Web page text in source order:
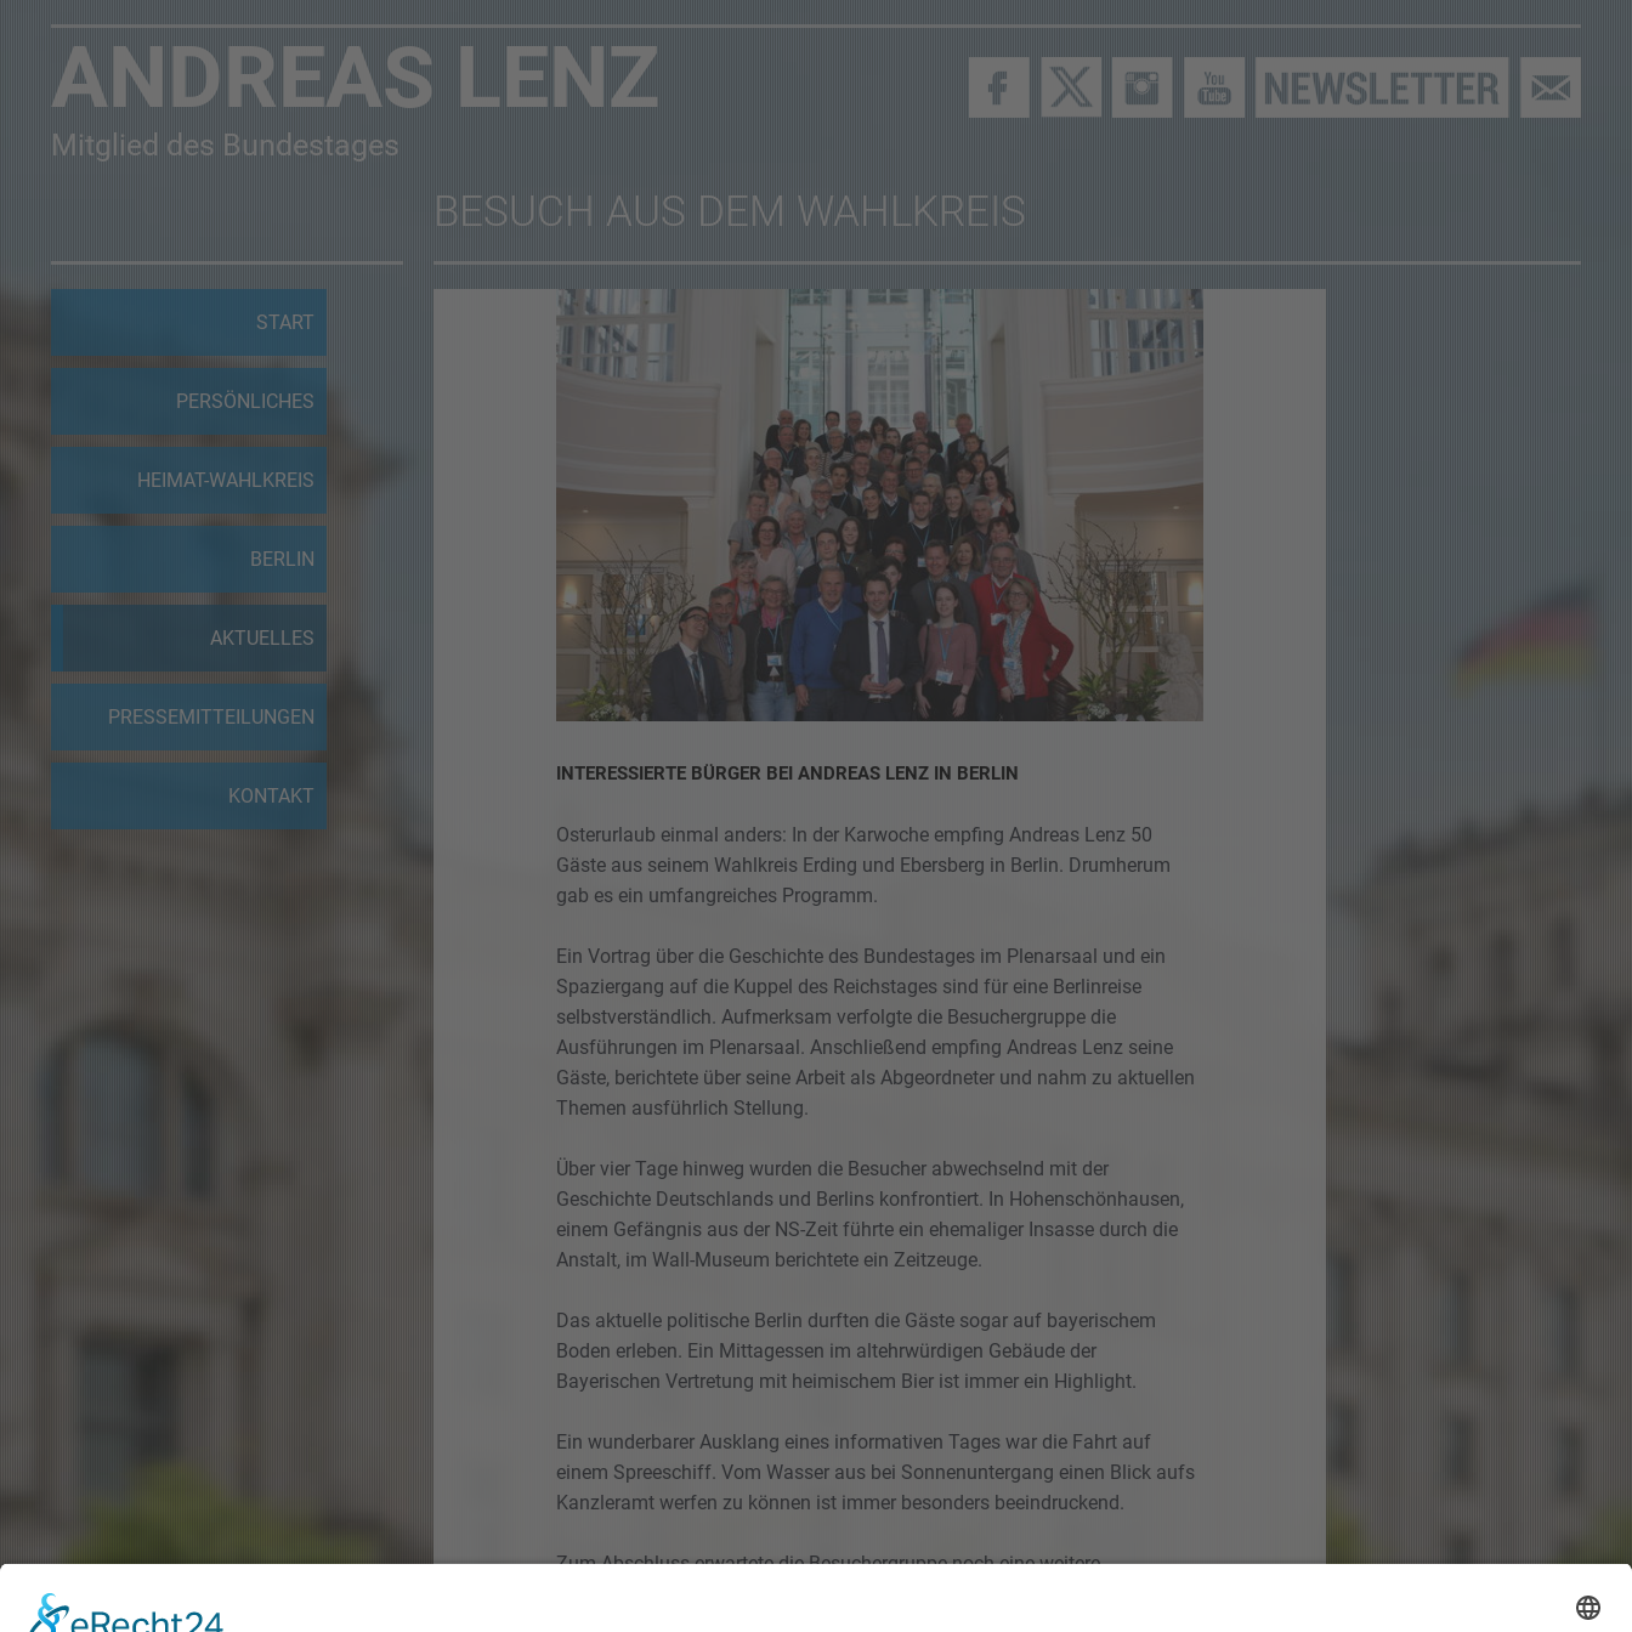
ANDREAS LENZ
Mitglied des Bundestages
BESUCH AUS DEM WAHLKREIS
START
PERSÖNLICHES
HEIMAT-WAHLKREIS
BERLIN
AKTUELLES
PRESSEMITTEILUNGEN
KONTAKT
INTERESSIERTE BÜRGER BEI ANDREAS LENZ IN BERLIN
Osterurlaub einmal anders: In der Karwoche empfing Andreas Lenz 50
Gäste aus seinem Wahlkreis Erding und Ebersberg in Berlin. Drumherum
gab es ein umfangreiches Programm.
Ein Vortrag über die Geschichte des Bundestages im Plenarsaal und ein
Spaziergang auf die Kuppel des Reichstages sind für eine Berlinreise
selbstverständlich. Aufmerksam verfolgte die Besuchergruppe die
Ausführungen im Plenarsaal. Anschließend empfing Andreas Lenz seine
Gäste, berichtete über seine Arbeit als Abgeordneter und nahm zu aktuellen
Themen ausführlich Stellung.
Über vier Tage hinweg wurden die Besucher abwechselnd mit der
Geschichte Deutschlands und Berlins konfrontiert. In Hohenschönhausen,
einem Gefängnis aus der NS-Zeit führte ein ehemaliger Insasse durch die
Anstalt, im Wall-Museum berichtete ein Zeitzeuge.
Das aktuelle politische Berlin durften die Gäste sogar auf bayerischem
Boden erleben. Ein Mittagessen im altehrwürdigen Gebäude der
Bayerischen Vertretung mit heimischem Bier ist immer ein Highlight.
Ein wunderbarer Ausklang eines informativen Tages war die Fahrt auf
einem Spreeschiff. Vom Wasser aus bei Sonnenuntergang einen Blick aufs
Kanzleramt werfen zu können ist immer besonders beeindruckend.
Zum Abschluss erwartete die Besuchergruppe noch eine weitere